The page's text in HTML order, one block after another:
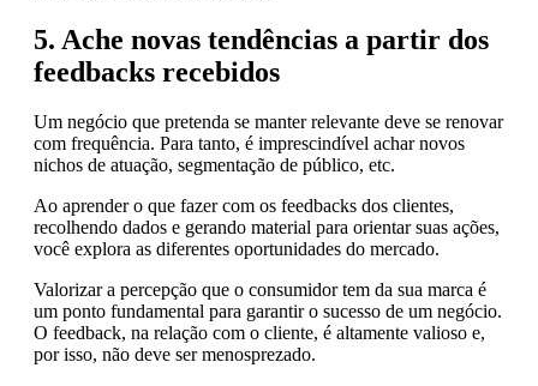
5. Ache novas tendências a partir dos
feedbacks recebidos
Um negócio que pretenda se manter relevante deve se renovar
com frequência. Para tanto, é imprescindível achar novos
nichos de atuação, segmentação de público, etc.
Ao aprender o que fazer com os feedbacks dos clientes,
recolhendo dados e gerando material para orientar suas ações,
você explora as diferentes oportunidades do mercado.
Valorizar a percepção que o consumidor tem da sua marca é
um ponto fundamental para garantir o sucesso de um negócio.
O feedback, na relação com o cliente, é altamente valioso e,
por isso, não deve ser menosprezado.